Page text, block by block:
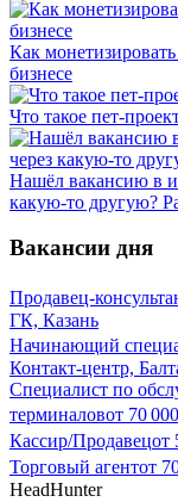
Как
бизнесе
Что такое пет-
Нашёл вакансию в
какую-то другую?
Вакансии дня
Продавец-
ГК, Казань
Начинающий
Контакт-центр,
Специалист по
терминаловот 70 000
Кассир/Продавецот
Торговый агентот
HeadHunter